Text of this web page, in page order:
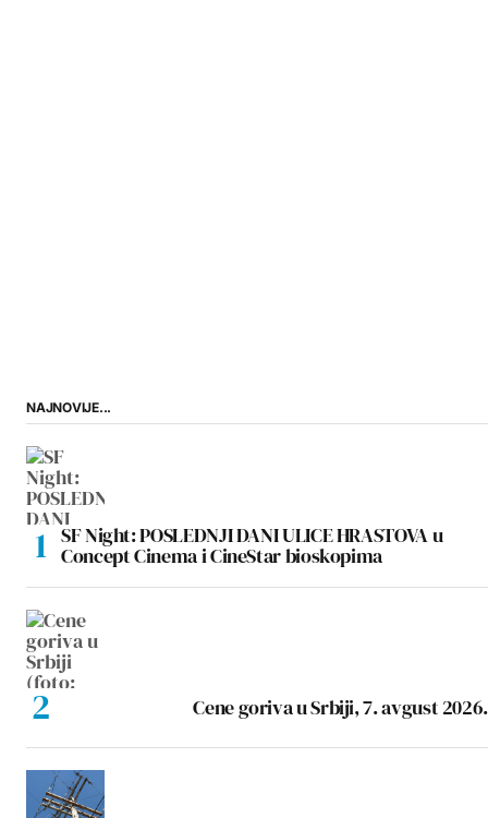
NAJNOVIJE...
SF Night: POSLEDNJI DANI ULICE HRASTOVA u
Concept Cinema i CineStar bioskopima
Cene goriva u Srbiji, 7. avgust 2026.